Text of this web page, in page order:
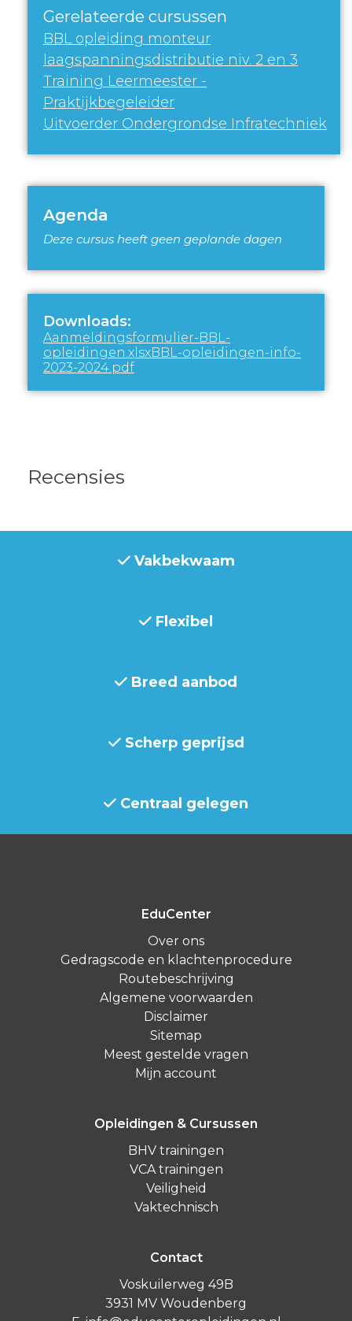
Gerelateerde cursussen
BBL opleiding monteur
laagspanningsdistributie niv. 2 en 3
Training Leermeester -
Praktijkbegeleider
Uitvoerder Ondergrondse Infratechniek
Agenda
Deze cursus heeft geen geplande dagen
Downloads:
Aanmeldingsformulier-BBL-
opleidingen.xlsxBBL-opleidingen-info-
2023-2024.pdf
Recensies
Vakbekwaam
Flexibel
Breed aanbod
Scherp geprijsd
Centraal gelegen
EduCenter
Over ons
Gedragscode en klachtenprocedure
Routebeschrijving
Algemene voorwaarden
Disclaimer
Sitemap
Meest gestelde vragen
Mijn account
Opleidingen & Cursussen
BHV trainingen
VCA trainingen
Veiligheid
Vaktechnisch
Contact
Voskuilerweg 49B
3931 MV Woudenberg